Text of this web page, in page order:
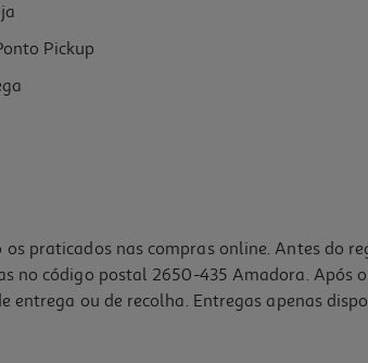
Pickup
praticados nas compras online. Antes do
no código postal 2650-435 Amadora.
entrega ou de recolha. Entregas apenas